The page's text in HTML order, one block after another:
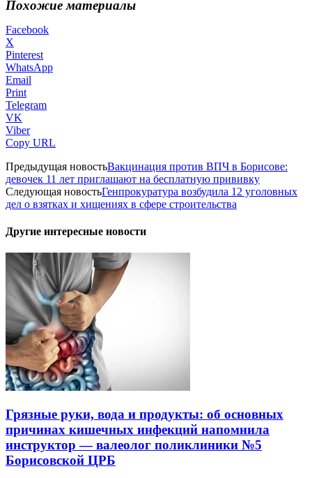
Похожие материалы
Facebook
X
Pinterest
WhatsApp
Email
Print
Telegram
VK
Viber
Copy URL
Предыдущая новостьВакцинация против ВПЧ в Борисове:
девочек 11 лет приглашают на бесплатную прививку
Следующая новостьГенпрокуратура возбудила 12 уголовных
дел о взятках и хищениях в сфере строительства
Другие интересные новости
Грязные руки, вода и продукты: об основных
причинах кишечных инфекций напомнила
инструктор — валеолог поликлиники №5
Борисовской ЦРБ